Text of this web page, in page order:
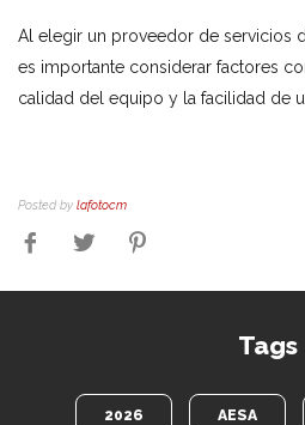
Al elegir un proveedor de servicios
es importante considerar factores
calidad del equipo y la facilidad de
Posted by lafotocm
Tags
2026 AESA